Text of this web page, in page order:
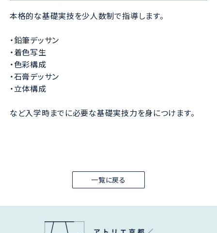
本格的な基礎実技を少人数制で指導します。
・鉛筆デッサン
・着色写生
・色彩構成
・石膏デッサン
・立体構成
など入学時までに必要な基礎実技力を身につけます。
一覧に戻る